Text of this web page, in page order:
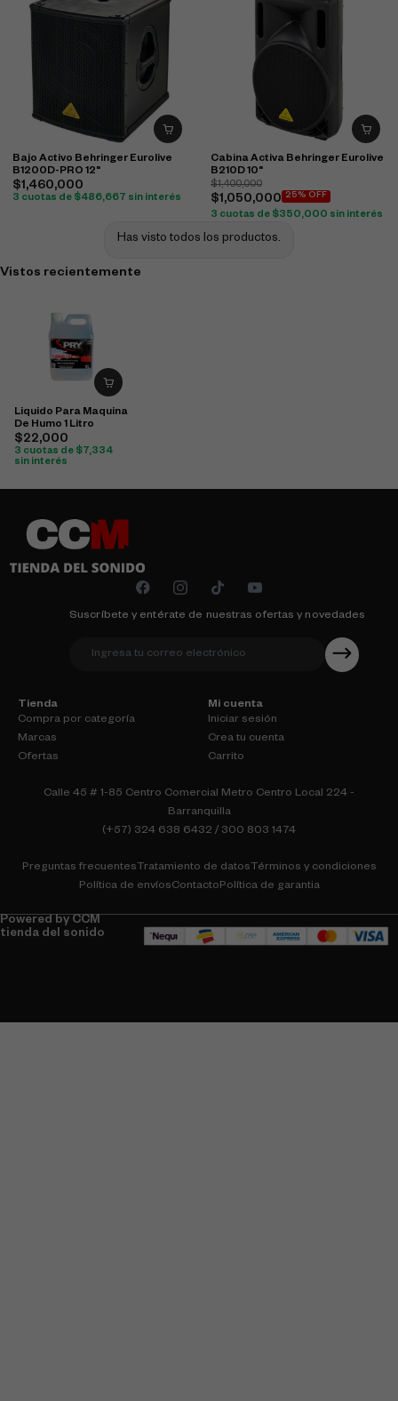
Bajo Activo Behringer Eurolive
B1200D-PRO 12"
$1,460,000
3 cuotas de $486,667 sin interés
Cabina Activa Behringer Eurolive
B210D 10"
$1,400,000
$1,050,000 25% OFF
3 cuotas de $350,000 sin interés
Has visto todos los productos.
Vistos recientemente
Liquido Para Maquina
De Humo 1 Litro
$22,000
3 cuotas de $ 7,334
sin interés
Suscríbete y entérate de nuestras ofertas y novedades
Tienda
Compra por categoría
Marcas
Ofertas
Mi cuenta
Iniciar sesión
Crea tu cuenta
Carrito
Calle 45 # 1-85 Centro Comercial Metro Centro Local 224 -
Barranquilla
(+57) 324 638 6432 / 300 803 1474
Preguntas frecuentes Tratamiento de datos Términos y condiciones
Política de envíosContactoPolítica de garantia
Powered by CCM
tienda del sonido